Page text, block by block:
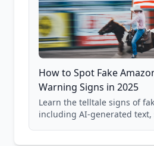
How to Spot Fake
Warning Signs in 2025
Learn the telltale signs of
including AI-generated